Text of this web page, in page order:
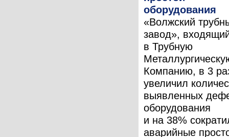
оборудования
«Волжский
завод»,
в Трубную
Компанию, в 3
увеличил
выявленных
оборудования
и на 38%
аварийные